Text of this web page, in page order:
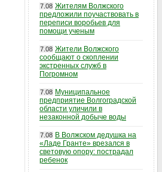
7.08 Жителям Волжского
предложили поучаствовать в
переписи воробьев для
помощи ученым
7.08 Жители Волжского
сообщают о скоплении
экстренных служб в
Погромном
7.08 Муниципальное
предприятие Волгоградской
области уличили в
незаконной добыче воды
7.08 В Волжском дедушка на
«Ладе Гранте» врезался в
световую опору: пострадал
ребенок